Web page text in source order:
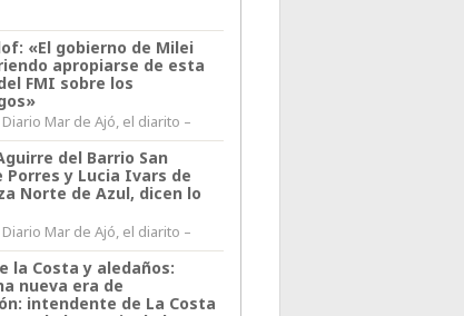
«El gobierno de Milei
apropiarse de esta
FMI sobre los
Mar de Ajó, el diarito –
del Barrio San
Porres y Lucia Ivars de
Norte de Azul, dicen lo
Mar de Ajó, el diarito –
la Costa y aledaños:
nueva era de
intendente de La Costa